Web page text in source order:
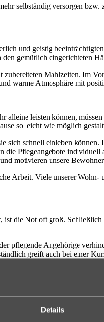
Details
selbständig versorgen
und geistig
gemütlich eingerichteten
Mahlzeiten. Im
warme Atmosphäre mit
leisten können,
so leicht wie möglich
sich schnell einleben
Pflegeangebote
motivieren unsere
Arbeit. Viele unserer
die Not oft groß.
pflegende Angehörige
greift auch bei einer
teil und knüpfen in der
Angebot der
einfach mal wieder